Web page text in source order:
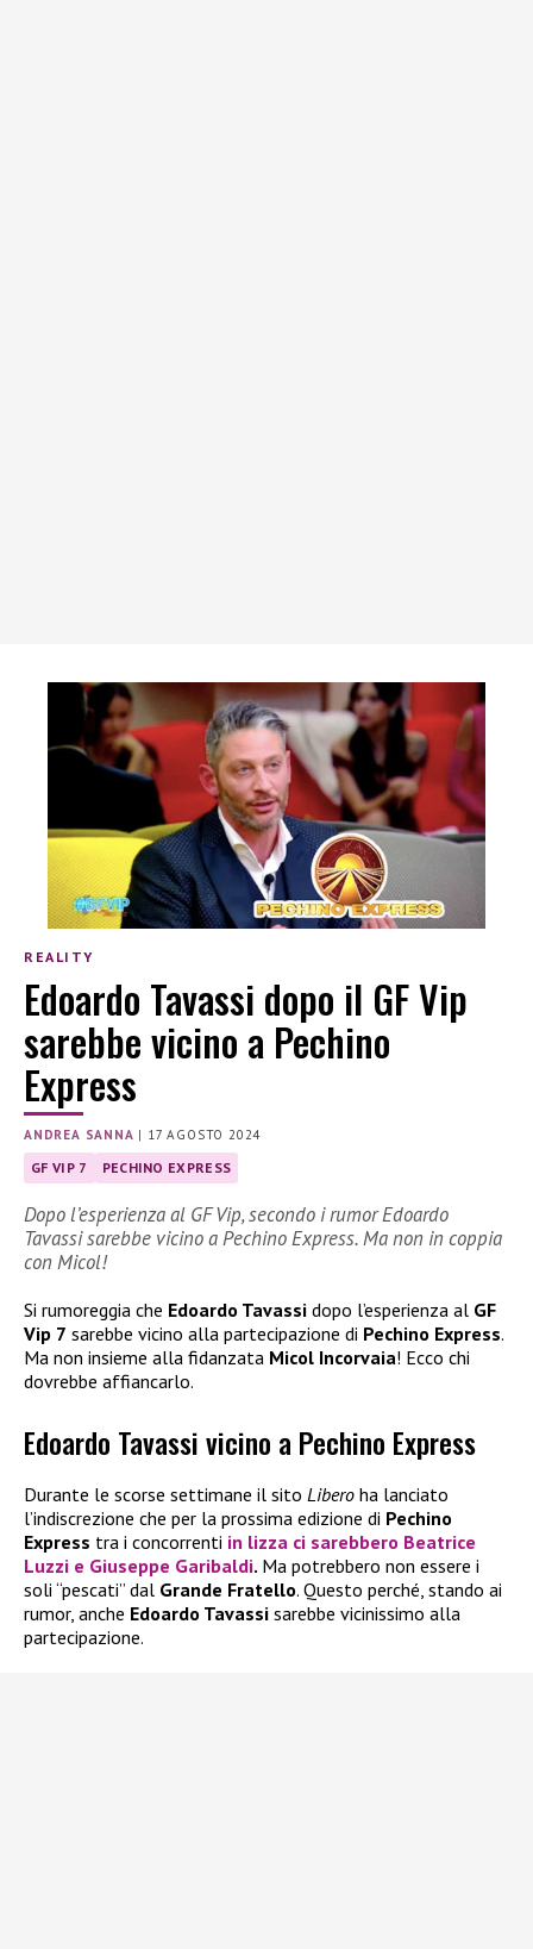
REALITY
Edoardo Tavassi dopo il GF Vip
sarebbe vicino a Pechino
Express
ANDREA SANNA | 17 AGOSTO 2024
GF VIP 7 PECHINO EXPRESS
Dopo l’esperienza al GF Vip, secondo i rumor Edoardo
Tavassi sarebbe vicino a Pechino Express. Ma non in coppia
con Micol!
Si rumoreggia che Edoardo Tavassi dopo l’esperienza al GF
Vip 7 sarebbe vicino alla partecipazione di Pechino Express.
Ma non insieme alla fidanzata Micol Incorvaia! Ecco chi
dovrebbe affiancarlo.
Edoardo Tavassi vicino a Pechino Express
Durante le scorse settimane il sito Libero ha lanciato
l’indiscrezione che per la prossima edizione di Pechino
Express tra i concorrenti in lizza ci sarebbero Beatrice
Luzzi e Giuseppe Garibaldi. Ma potrebbero non essere i
soli “pescati” dal Grande Fratello. Questo perché, stando ai
rumor, anche Edoardo Tavassi sarebbe vicinissimo alla
partecipazione.